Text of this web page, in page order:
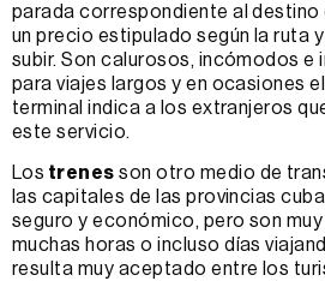
parada correspondiente al destino
un precio estipulado según la ruta
subir. Son calurosos, incómodos e
para viajes largos y en ocasiones
terminal indica a los extranjeros
este servicio.
Los trenes son otro medio de
las capitales de las provincias
seguro y económico, pero son
muchas horas o incluso días
resulta muy aceptado entre los